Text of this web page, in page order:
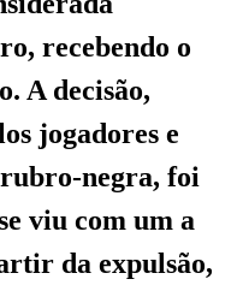
recebendo o
A decisão,
jogadores e
negra, foi
viu com um a
da expulsão,